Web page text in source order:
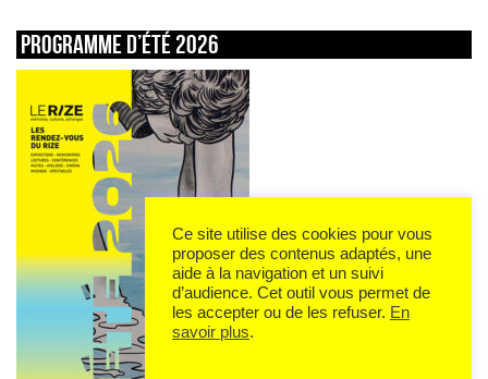
Programme d’été 2026
Ce site utilise des cookies pour vous
proposer des contenus adaptés, une
aide à la navigation et un suivi
d’audience. Cet outil vous permet de
les accepter ou de les refuser. En
savoir plus.